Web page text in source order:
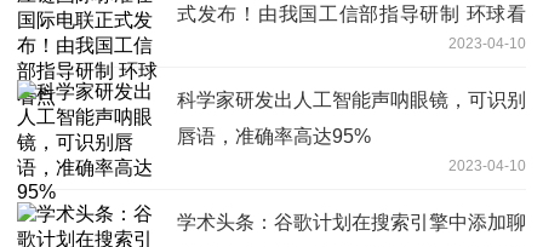
式发布！由我国工信部指导研制 环球看
2023-04-10
科学家研发出人工智能声呐眼镜，可识别
唇语，准确率高达95%
2023-04-10
学术头条：谷歌计划在搜索引擎中添加聊